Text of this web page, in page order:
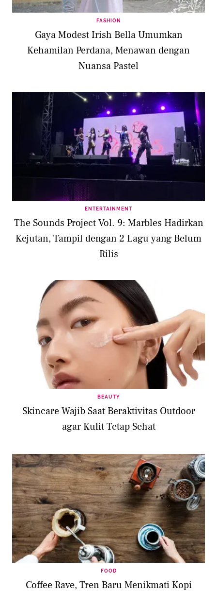
FASHION
Gaya Modest Irish Bella Umumkan
Kehamilan Perdana, Menawan dengan
Nuansa Pastel
ENTERTAINMENT
The Sounds Project Vol. 9: Marbles Hadirkan
Kejutan, Tampil dengan 2 Lagu yang Belum
Rilis
BEAUTY
Skincare Wajib Saat Beraktivitas Outdoor
agar Kulit Tetap Sehat
FOOD
Coffee Rave, Tren Baru Menikmati Kopi